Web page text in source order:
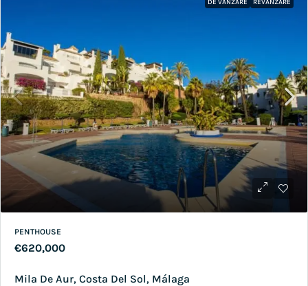
DE VANZARE REVANZARE
PENTHOUSE
€620,000
Mila De Aur, Costa Del Sol, Málaga